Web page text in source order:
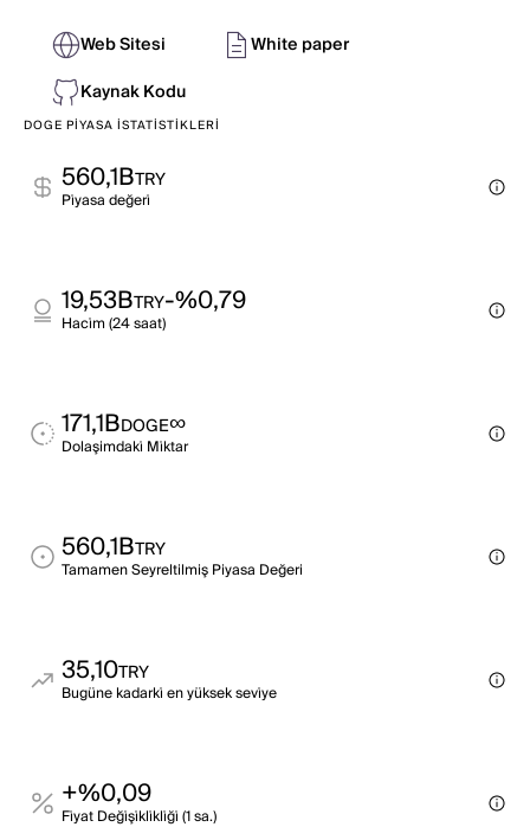
Web Sitesi
White paper
Kaynak Kodu
DOGE PIYASA İSTATISTIKLERI
560,1BTRY
Pi̇yasa değeri̇
19,53BTRY-%0,79
Haci̇m (24 saat)
171,1BDOGE∞
Dolaşimdaki̇ Mi̇ktar
560,1BTRY
Tamamen Seyreltilmiş Piyasa Değeri
35,10TRY
Bugüne kadarki̇ en yüksek sevi̇ye
+%0,09
Fi̇yat Deği̇şi̇kli̇kli̇ği̇ (1 sa.)